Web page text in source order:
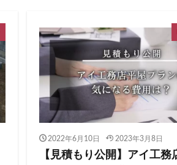
2022年6月10日 2023年3月8日
【見積もり公開】アイ工務